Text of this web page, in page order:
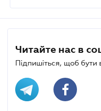
Читайте нас в
Підпишіться, щоб бути